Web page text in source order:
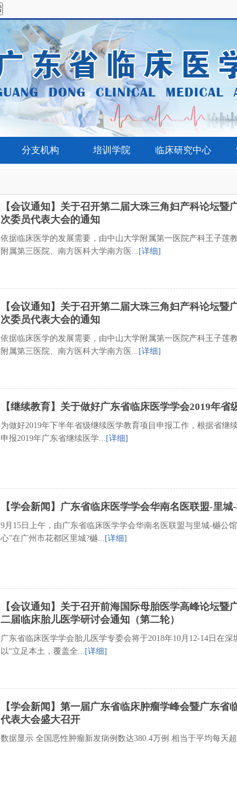
分支机构 培训学院 临床研究中心
【会议通知】关于召开第二届大珠三角妇产科论坛
次委员代表大会的通知
依据临床医学的发展需要，由中山大学附属第一医院产科王子莲
附属第三医院、南方医科大学南方医... [详细]
【会议通知】关于召开第二届大珠三角妇产科论坛
次委员代表大会的通知
依据临床医学的发展需要，由中山大学附属第一医院产科王子莲
附属第三医院、南方医科大学南方医... [详细]
【继续教育】关于做好广东省临床医学学会2019年
为做好2019年下半年省级继续医学教育项目申报工作，根据省继
申报2019年广东省继续医学... [详细]
【学会新闻】广东省临床医学学会华南名医联盟-里
9月15日上午，由广东省临床医学学会华南名医联盟与里城-樾公
心”在广州市花都区里城?樾... [详细]
【会议通知】关于召开前海国际母胎医学高峰论坛
二届临床胎儿医学研讨会通知（第二轮）
广东省临床医学学会胎儿医学专委会将于2018年10月12-14日在
以“立足本土，覆盖全... [详细]
【学会新闻】第一届广东省临床肿瘤学峰会暨广东
代表大会盛大召开
数据显示 全国恶性肿瘤新发病例数达380.4万例 相当于平均每天